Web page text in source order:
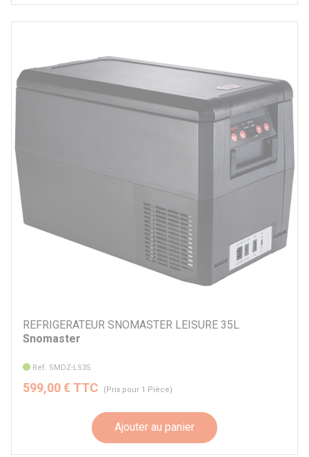
REFRIGERATEUR SNOMASTER LEISURE 35L
Snomaster
Réf. SMDZ-LS35
599,00 € TTC (Prix pour 1 Pièce)
Ajouter au panier